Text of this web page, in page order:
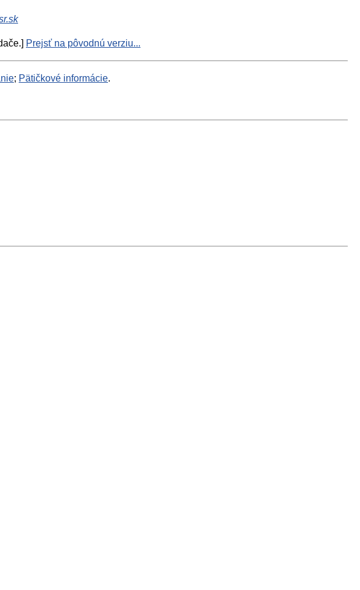
Prejsť na pôvodnú verziu...
; Pätičkové informácie.